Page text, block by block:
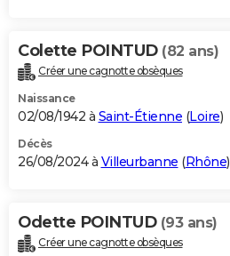
Colette POINTUD (82 ans)
Créer une cagnotte obsèques
Naissance
02/08/1942 à Saint-Étienne (Loire)
Décès
26/08/2024 à Villeurbanne (Rhône)
Odette POINTUD (93 ans)
Créer une cagnotte obsèques